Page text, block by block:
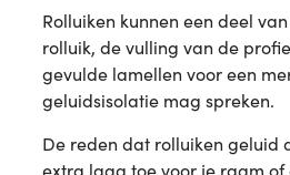
Rolluiken kunnen een deel
rolluik, de vulling van de
gevulde lamellen voor een
geluidsisolatie mag spreken.
De reden dat rolluiken geluid
extra laag toe voor je raam